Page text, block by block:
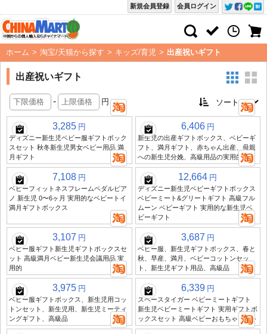
会員ログイン
新規会員登録
ホーム > 淘宝/天猫から探す > キッズ/育児 > 出産祝いギフト
出産祝いギフト
- 円
3,285 円
ディズニー新生児ベビー服ギフトボック
スセット 秋冬新生児男女ベビー用品 満
月ギフト
6,406 円
新生児の出産ギフトボックス、ベビーギ
フト、満月ギフト、赤ちゃん出産、母親
への新生児分娩、高級用品の実用的
7,108 円
ベビーフィットネスフレームペダルピア
ノ 新生児 0〜6ヶ月 実用的なベビートイ
満月ギフトボックス
12,664 円
ディズニー新生児ベビーギフトボックス
ベビーミート&グリートギフト 高級フル
ムーン ベビーギフト 実用的な新生児ベ
ビーギフト
3,107 円
ベビー服ギフト新生児ギフトボックスセ
ット 高級満月ベビー新生児会議用品 実
用的
3,687 円
ベビー服、新生児ギフトボックス、春と
秋、早産、満月、ベビーコットンセッ
ト、新生児ギフト用品、高級品
3,975 円
ベビー服ギフトボックス、新生児用コッ
トンセット、新生児用、新生児ミーティ
ングギフト、高級品
6,339 円
スペースタイガー ベビーミートギフト
新生児ベビーミートギフト 実用ギフトボ
ックスセット 高級ベビーおもちゃギフト